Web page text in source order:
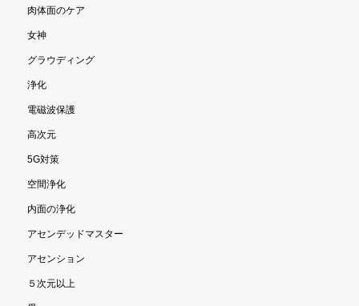
肉体面のケア
女神
グラウディング
浄化
電磁波保護
高次元
5G対策
空間浄化
内面の浄化
アセンデッドマスター
アセンション
５次元以上